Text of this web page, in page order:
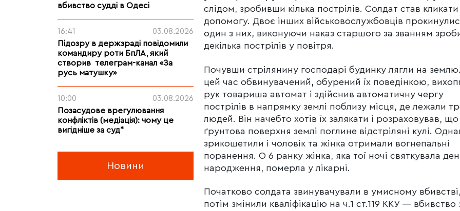
вбивство судді в Одесі
16:41
03.08.2026
Підозру в держзраді повідомили
командиру роти БпЛА, який
створив телеграм-канал «За
русь матушку»
10:00
03.08.2026
Позасудове врегулювання
конфліктів (медіація): чому це
вигідніше за суд*
Новини
слідом, зробивши кілька пострілів. Солдат став
допомогу. Двоє інших військовослужбовців
один з них, виконуючи наказ старшого за званням
декілька пострілів у повітря.
Почувши стрілянину господарі будинку лягли на
цей час обвинувачений, обурений їх поведінкою,
рук товариша автомат і здійснив автоматичну чергу
пострілів в напрямку землі поблизу місця, де лежали
людей. Він начебто хотів їх залякати і розраховував, що
ґрунтова поверхня землі поглине відстріляні кулі.
зрикошетили і чоловік та жінка отримали вогнепальні
поранення. О 6 ранку жінка, яка тої ночі святкувала
народження, померла у лікарні.
Початково солдата звинувачували в умисному
потім змінили кваліфікацію на ч.1 ст.119 ККУ — вбивство